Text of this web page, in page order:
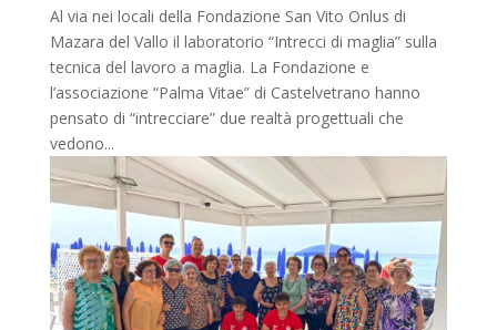
Al via nei locali della Fondazione San Vito Onlus di
Mazara del Vallo il laboratorio “Intrecci di maglia” sulla
tecnica del lavoro a maglia. La Fondazione e
l’associazione “Palma Vitae” di Castelvetrano hanno
pensato di “intrecciare” due realtà progettuali che
vedono...